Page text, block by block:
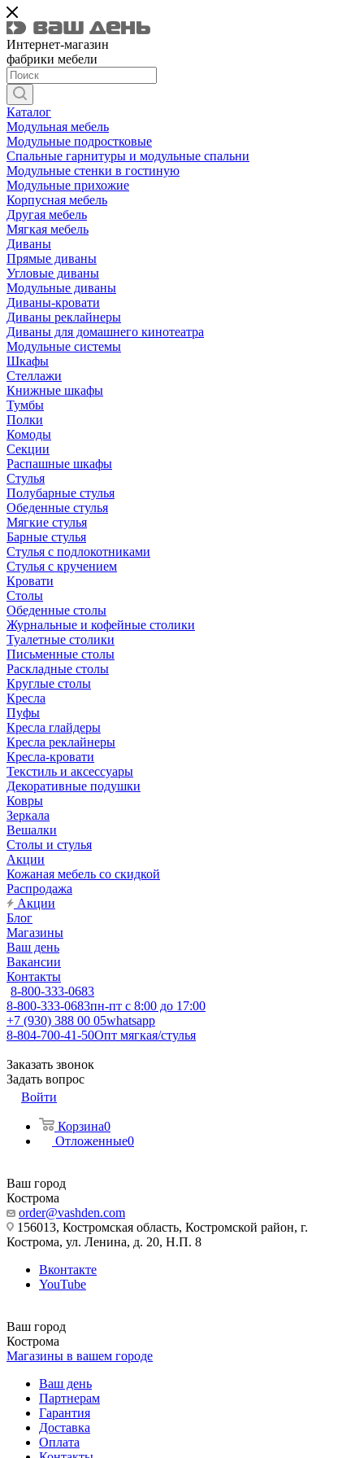
Интернет-магазин
фабрики мебели
Каталог
Модульная мебель
Модульные подростковые
Спальные гарнитуры и модульные спальни
Модульные стенки в гостиную
Модульные прихожие
Корпусная мебель
Другая мебель
Мягкая мебель
Диваны
Прямые диваны
Угловые диваны
Модульные диваны
Диваны-кровати
Диваны реклайнеры
Диваны для домашнего кинотеатра
Модульные системы
Шкафы
Стеллажи
Книжные шкафы
Тумбы
Полки
Комоды
Секции
Распашные шкафы
Стулья
Полубарные стулья
Обеденные стулья
Мягкие стулья
Барные стулья
Стулья с подлокотниками
Стулья с кручением
Кровати
Столы
Обеденные столы
Журнальные и кофейные столики
Туалетные столики
Письменные столы
Раскладные столы
Круглые столы
Кресла
Пуфы
Кресла глайдеры
Кресла реклайнеры
Кресла-кровати
Текстиль и аксессуары
Декоративные подушки
Ковры
Зеркала
Вешалки
Столы и стулья
Акции
Кожаная мебель со скидкой
Распродажа
Акции
Блог
Магазины
Ваш день
Вакансии
Контакты
8-800-333-0683
8-800-333-0683пн-пт с 8:00 до 17:00
+7 (930) 388 00 05whatsapp
8-804-700-41-50Опт мягкая/стулья
Заказать звонок
Задать вопрос
Войти
Корзина0
Отложенные0
Ваш город
Кострома
order@vashden.com
156013, Костромская область, Костромской район, г.
Кострома, ул. Ленина, д. 20, Н.П. 8
Вконтакте
YouTube
Ваш город
Кострома
Магазины в вашем городе
Ваш день
Партнерам
Гарантия
Доставка
Оплата